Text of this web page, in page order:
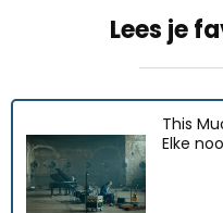
Lees je
This
Elke